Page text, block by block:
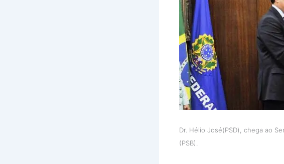
Dr. Hélio José(PSD), chega ao
(PSB).